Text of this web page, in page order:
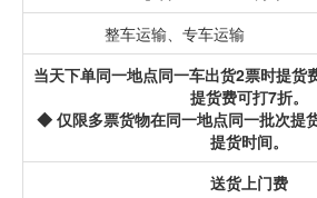
整车运输、专车运输
当天下单同一地点同一车出货2票时提货
提货费可打7折。
◆ 仅限多票货物在同一地点同一批次提
提货时间。
送货上门费